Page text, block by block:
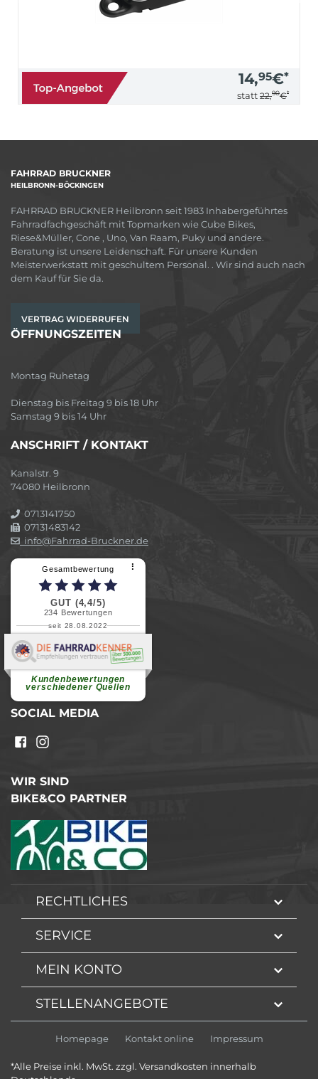
14,95€*
statt 22,90€*
FAHRRAD BRUCKNER
HEILBRONN-BÖCKINGEN
FAHRRAD BRUCKNER Heilbronn seit 1983 Inhabergeführtes
Fahrradfachgeschäft mit Topmarken wie Cube Bikes,
Riese&Müller, Cone , Uno, Van Raam, Puky und andere.
Beratung ist unsere Leidenschaft. Für unsere Kunden
Meisterwerkstatt mit geschultem Personal. . Wir sind auch nach
dem Kauf für Sie da.
VERTRAG WIDERRUFEN
ÖFFNUNGSZEITEN
Montag Ruhetag
Dienstag bis Freitag 9 bis 18 Uhr
Samstag 9 bis 14 Uhr
ANSCHRIFT / KONTAKT
Kanalstr. 9
74080 Heilbronn
0713141750
07131483142
info@Fahrrad-Bruckner.de
Gesamtbewertung ⠇
GUT (4,4/5)
234 Bewertungen
seit 28.08.2022
Kundenbewertungen
verschiedener Quellen
Elvira B.
Superschnelle und freundliche
weiterlesen
SOCIAL MEDIA
WIR SIND
BIKE&CO PARTNER
RECHTLICHES
SERVICE
MEIN KONTO
STELLENANGEBOTE
Homepage Kontakt online Impressum
*Alle Preise inkl. MwSt. zzgl. Versandkosten innerhalb